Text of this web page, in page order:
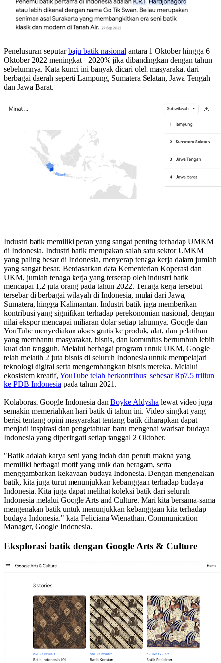
Penelusuran seputarbaju batik nasional antara 1 Oktober hingga 6
Oktober 2022 meningkat +2020% jika dibandingkan dengan tahun
sebelumnya. Kata kunci ini banyak dicari oleh masyarakat dari
berbagai daerah seperti Lampung, Sumatera Selatan, Jawa Tengah
dan Jawa Barat.
Industri batik memiliki peran yang sangat penting terhadap UMKM
di Indonesia. Industri batik merupakan salah satu sektor UMKM
yang paling besar di Indonesia, menyerap tenaga kerja dalam jumlah
yang sangat besar. Berdasarkan data Kementerian Koperasi dan
UKM, jumlah tenaga kerja yang terserap oleh industri batik
mencapai 1,2 juta orang pada tahun 2022. Tenaga kerja tersebut
tersebar di berbagai wilayah di Indonesia, mulai dari Jawa,
Sumatera, hingga Kalimantan. Industri batik juga memberikan
kontribusi yang signifikan terhadap perekonomian nasional, dengan
nilai ekspor mencapai miliaran dolar setiap tahunnya. Google dan
YouTube menyediakan akses gratis ke produk, alat, dan pelatihan
yang membantu masyarakat, bisnis, dan komunitas bertumbuh lebih
kuat dan tangguh. Melalui berbagai program untuk UKM, Google
telah melatih 2 juta bisnis di seluruh Indonesia untuk mempelajari
teknologi digital serta mengembangkan bisnis mereka. Melalui
ekosistem kreatif, YouTube telah berkontribusi sebesar Rp7.5 triliun
ke PDB Indonesia pada tahun 2021.
Kolaborasi Google Indonesia dan Boyke Aldysha lewat video juga
semakin memeriahkan hari batik di tahun ini. Video singkat yang
berisi tentang opini masyarakat tentang batik diharapkan dapat
menjadi inspirasi dan pengetahuan baru mengenai warisan budaya
Indonesia yang diperingati setiap tanggal 2 Oktober.
"Batik adalah karya seni yang indah dan penuh makna yang
memiliki berbagai motif yang unik dan beragam, serta
menggambarkan kekayaan budaya Indonesia. Dengan mengenakan
batik, kita juga turut menunjukkan kebanggaan terhadap budaya
Indonesia. Kita juga dapat melihat koleksi batik dari seluruh
Indonesia melalui Google Arts and Culture. Mari kita bersama-sama
mengenakan batik untuk menunjukkan kebanggaan kita terhadap
budaya Indonesia," kata Feliciana Wienathan, Communication
Manager, Google Indonesia.
Eksplorasi batik dengan Google Arts & Culture